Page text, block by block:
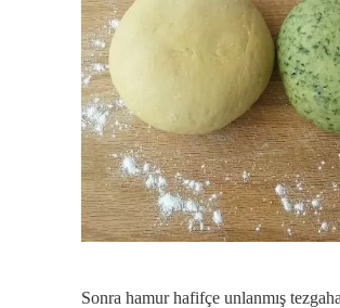
Sonra hamur hafifçe unlanmış